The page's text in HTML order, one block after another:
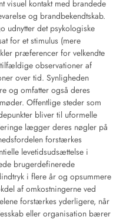
visuel kontakt med brandede
og brandbekendtskab.
udnytter det psykologiske
for et stimulus (mere
præferencer for velkendte
observationer af
over tid. Synligheden
og omfatter også deres
Offentlige steder som
bliver til uformelle
lægger deres nøgler på
forstærkes
levetidsudsættelse i
brugerdefinerede
i flere år og opsummere
af omkostningerne ved
forstærkes yderligere, når
eller organisation bærer